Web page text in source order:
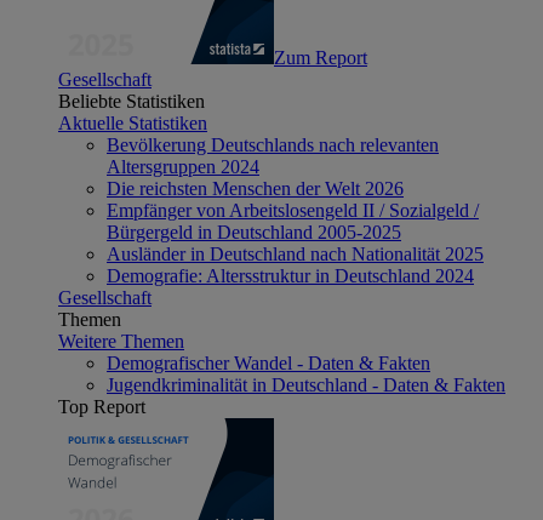
Zum Report
Gesellschaft
Beliebte Statistiken
Aktuelle Statistiken
Bevölkerung Deutschlands nach relevanten
Altersgruppen 2024
Die reichsten Menschen der Welt 2026
Empfänger von Arbeitslosengeld II / Sozialgeld /
Bürgergeld in Deutschland 2005-2025
Ausländer in Deutschland nach Nationalität 2025
Demografie: Altersstruktur in Deutschland 2024
Gesellschaft
Themen
Weitere Themen
Demografischer Wandel - Daten & Fakten
Jugendkriminalität in Deutschland - Daten & Fakten
Top Report